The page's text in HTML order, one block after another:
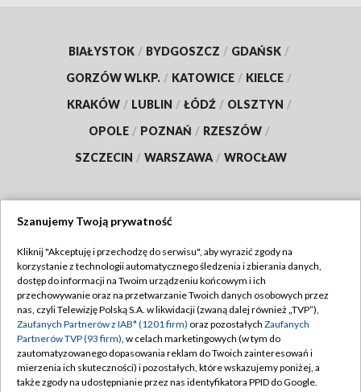
BIAŁYSTOK / BYDGOSZCZ / GDAŃSK /
GORZÓW WLKP. / KATOWICE / KIELCE /
KRAKÓW / LUBLIN / ŁÓDŹ / OLSZTYN /
OPOLE / POZNAŃ / RZESZÓW /
SZCZECIN / WARSZAWA / WROCŁAW
TVP
Abonament TVP
Emisja w TVP
Centrum informacji TVP
Naziemna Telewizja Cyfrowa
Regulamin TVP
Polityka prywatności
Moje zgody
Pomoc
Szanujemy Twoją prywatność
Kliknij "Akceptuję i przechodzę do serwisu", aby wyrazić zgody na
korzystanie z technologii automatycznego śledzenia i zbierania danych,
dostęp do informacji na Twoim urządzeniu końcowym i ich
przechowywanie oraz na przetwarzanie Twoich danych osobowych przez
nas, czyli Telewizję Polską S.A. w likwidacji (zwaną dalej również „TVP”),
Zaufanych Partnerów z IAB* (1201 firm) oraz pozostałych Zaufanych
Partnerów TVP (93 firm), w celach marketingowych (w tym do
zautomatyzowanego dopasowania reklam do Twoich zainteresowań i
mierzenia ich skuteczności) i pozostałych, które wskazujemy poniżej, a
także zgody na udostępnianie przez nas identyfikatora PPID do Google.